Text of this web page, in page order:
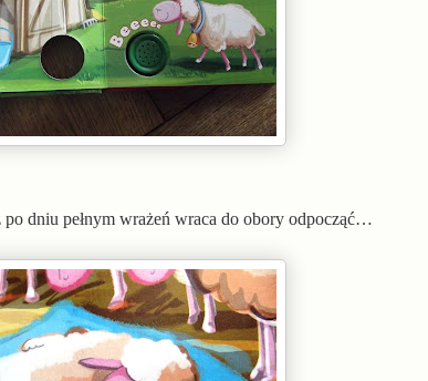
dniu pełnym wrażeń wraca do obory odpocząć…